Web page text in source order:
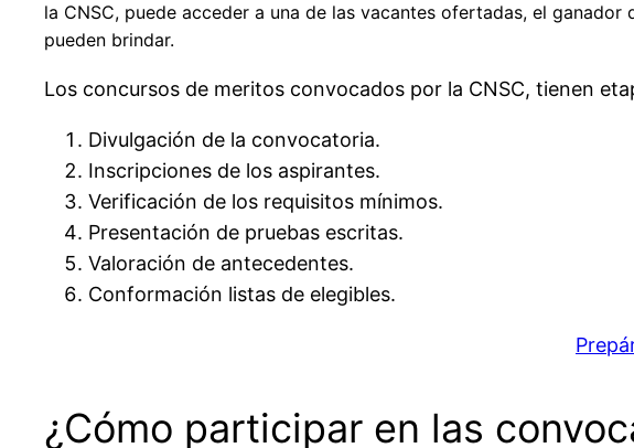
la CNSC, puede acceder a una de las vacantes ofertadas, el
pueden brindar.
Los concursos de meritos convocados por la CNSC, tienen
Divulgación de la convocatoria.
Inscripciones de los aspirantes.
Verificación de los requisitos mínimos.
Presentación de pruebas escritas.
Valoración de antecedentes.
Conformación listas de elegibles.
¿Cómo participar en las